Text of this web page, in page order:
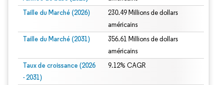
Taille du Marché (2026)
230.49 Millions de dollars
américains
Taille du Marché (2031)
356.61 Millions de dollars
américains
Taux de croissance (2026
- 2031)
9.12% CAGR